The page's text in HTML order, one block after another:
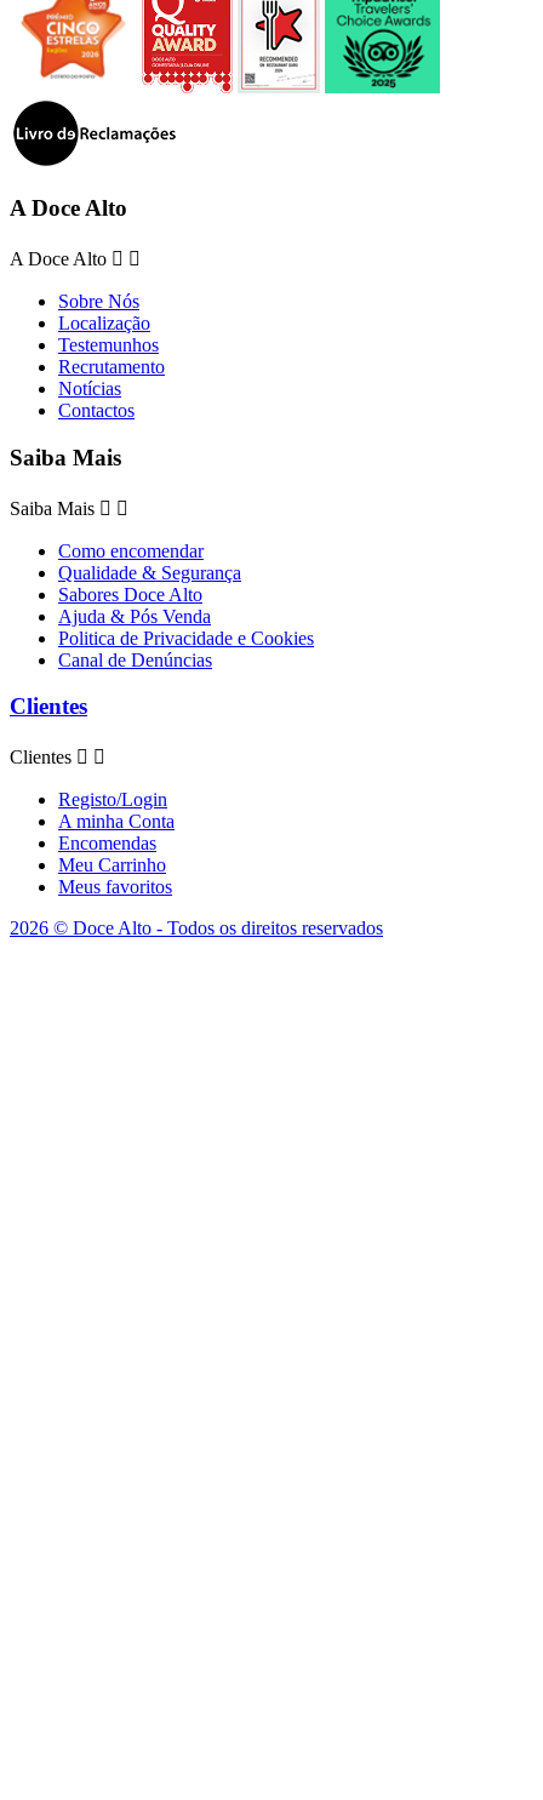
A Doce Alto
A Doce Alto  
Sobre Nós
Localização
Testemunhos
Recrutamento
Notícias
Contactos
Saiba Mais
Saiba Mais  
Como encomendar
Qualidade & Segurança
Sabores Doce Alto
Ajuda & Pós Venda
Politica de Privacidade e Cookies
Canal de Denúncias
Clientes
Clientes  
Registo/Login
A minha Conta
Encomendas
Meu Carrinho
Meus favoritos
2026 © Doce Alto - Todos os direitos reservados